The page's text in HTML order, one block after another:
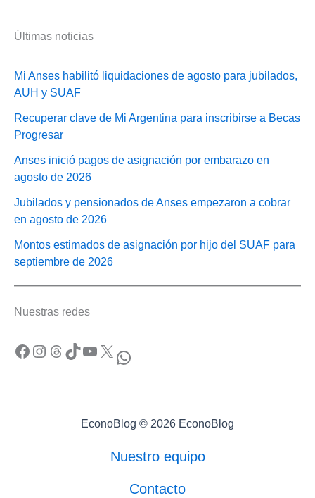
Últimas noticias
Mi Anses habilitó liquidaciones de agosto para jubilados,
AUH y SUAF
Recuperar clave de Mi Argentina para inscribirse a Becas
Progresar
Anses inició pagos de asignación por embarazo en
agosto de 2026
Jubilados y pensionados de Anses empezaron a cobrar
en agosto de 2026
Montos estimados de asignación por hijo del SUAF para
septiembre de 2026
Nuestras redes
Facebook Instagram Threads TikTok YouTube X WhatsApp
EconoBlog © 2026 EconoBlog
Nuestro equipo
Contacto